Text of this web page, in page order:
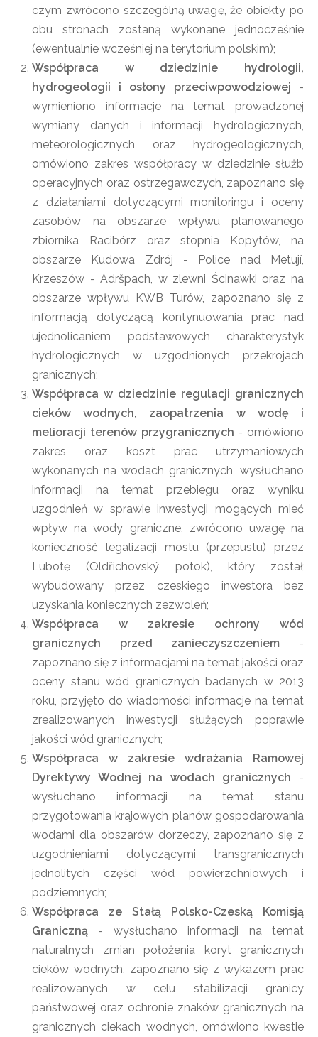
czym zwrócono szczególną uwagę, że obiekty po
obu stronach zostaną wykonane jednocześnie
(ewentualnie wcześniej na terytorium polskim);
Współpraca w dziedzinie hydrologii,
hydrogeologii i osłony przeciwpowodziowej -
wymieniono informacje na temat prowadzonej
wymiany danych i informacji hydrologicznych,
meteorologicznych oraz hydrogeologicznych,
omówiono zakres współpracy w dziedzinie służb
operacyjnych oraz ostrzegawczych, zapoznano się
z działaniami dotyczącymi monitoringu i oceny
zasobów na obszarze wpływu planowanego
zbiornika Racibórz oraz stopnia Kopytów, na
obszarze Kudowa Zdrój - Police nad Metují,
Krzeszów - Adršpach, w zlewni Ścinawki oraz na
obszarze wpływu KWB Turów, zapoznano się z
informacją dotyczącą kontynuowania prac nad
ujednolicaniem podstawowych charakterystyk
hydrologicznych w uzgodnionych przekrojach
granicznych;
Współpraca w dziedzinie regulacji granicznych
cieków wodnych, zaopatrzenia w wodę i
melioracji terenów przygranicznych - omówiono
zakres oraz koszt prac utrzymaniowych
wykonanych na wodach granicznych, wysłuchano
informacji na temat przebiegu oraz wyniku
uzgodnień w sprawie inwestycji mogących mieć
wpływ na wody graniczne, zwrócono uwagę na
konieczność legalizacji mostu (przepustu) przez
Lubotę (Oldřichovský potok), który został
wybudowany przez czeskiego inwestora bez
uzyskania koniecznych zezwoleń;
Współpraca w zakresie ochrony wód
granicznych przed zanieczyszczeniem -
zapoznano się z informacjami na temat jakości oraz
oceny stanu wód granicznych badanych w 2013
roku, przyjęto do wiadomości informacje na temat
zrealizowanych inwestycji służących poprawie
jakości wód granicznych;
Współpraca w zakresie wdrażania Ramowej
Dyrektywy Wodnej na wodach granicznych -
wysłuchano informacji na temat stanu
przygotowania krajowych planów gospodarowania
wodami dla obszarów dorzeczy, zapoznano się z
uzgodnieniami dotyczącymi transgranicznych
jednolitych części wód powierzchniowych i
podziemnych;
Współpraca ze Stałą Polsko-Czeską Komisją
Graniczną - wysłuchano informacji na temat
naturalnych zmian położenia koryt granicznych
cieków wodnych, zapoznano się z wykazem prac
realizowanych w celu stabilizacji granicy
państwowej oraz ochronie znaków granicznych na
granicznych ciekach wodnych, omówiono kwestie